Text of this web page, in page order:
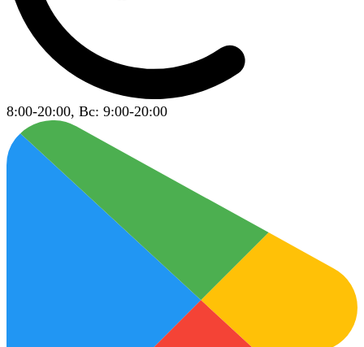
8:00-20:00, Вс: 9:00-20:00